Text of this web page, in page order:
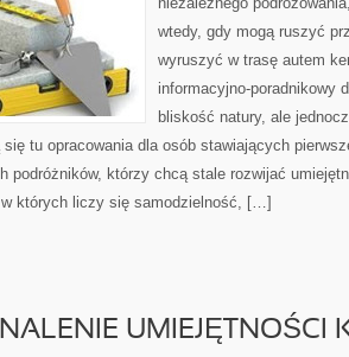
wtedy, gdy mogą ruszyć
wyruszyć w trasę autem
informacyjno-poradnikowy
bliskość natury, ale
się tu opracowania dla osób stawiających
podróżników, którzy chcą stale rozwijać
w których liczy się samodzielność, […]
UMIEJĘTNOŚCI